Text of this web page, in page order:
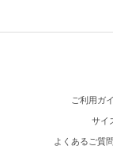
ご利用ガ
サイ
よくあるご質